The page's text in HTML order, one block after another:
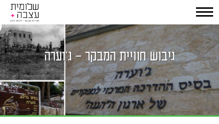
גיבוש חוויית המבקר – ג'וערה